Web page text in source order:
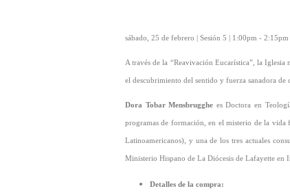
sábado, 25 de febrero | Sesión 5 | 1:00pm - 2:15pm
A través de la “Reavivación Eucarística”, la
el descubrimiento del sentido y fuerza sanadora de
Dora Tobar Mensbrugghe es Doctora en
programas de formación, en el misterio de la vida
Latinoamericanos), y una de los tres actuales
Ministerio Hispano de La Diócesis de Lafayette en
Detalles de la compra: